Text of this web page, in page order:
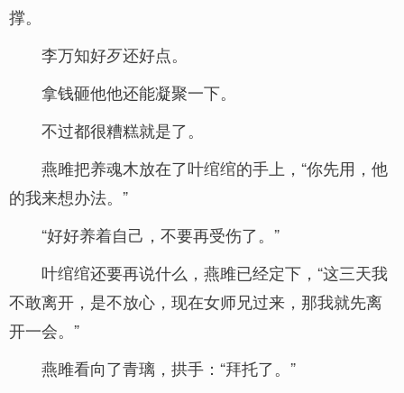
撑。
李万知好歹还好点。
拿钱砸他他还能凝聚一下。
不过都很糟糕就是了。
燕雎把养魂木放在了叶绾绾的手上，“你先用，他
的我来想办法。”
“好好养着自己，不要再受伤了。”
叶绾绾还要再说什么，燕雎已经定下，“这三天我
不敢离开，是不放心，现在女师兄过来，那我就先离
开一会。”
燕雎看向了青璃，拱手：“拜托了。”